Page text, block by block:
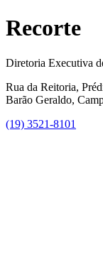
Recorte
Diretoria Executiva
Rua da Reitoria,
Barão Geraldo,
(19) 3521-8101